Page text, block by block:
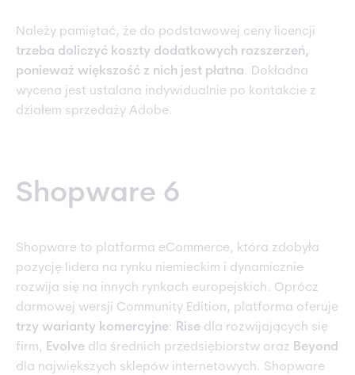
Należy pamiętać, że do podstawowej ceny licencji
trzeba doliczyć koszty dodatkowych rozszerzeń,
ponieważ większość z nich jest płatna. Dokładna
wycena jest ustalana indywidualnie po kontakcie z
działem sprzedaży Adobe.
Shopware 6
Shopware to platforma eCommerce, która zdobyła
pozycję lidera na rynku niemieckim i dynamicznie
rozwija się na innych rynkach europejskich. Oprócz
darmowej wersji Community Edition, platforma oferuje
trzy warianty komercyjne: Rise dla rozwijających się
firm, Evolve dla średnich przedsiębiorstw oraz Beyond
dla największych sklepów internetowych. Shopware